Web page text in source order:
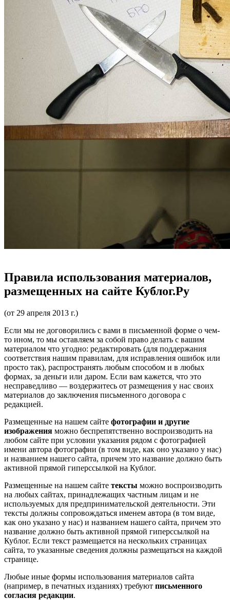
Правила использования материалов,
размещенных на сайте Кублог.Ру
(от 29 апреля 2013 г.)
Если мы не договорились с вами в письменной форме о чем-
то ином, то мы оставляем за собой право делать с вашим
материалом что угодно: редактировать (для поддержания
соответствия нашим правилам, для исправления ошибок или
просто так), распространять любым способом и в любых
формах, за деньги или даром. Если вам кажется, что это
несправедливо — воздержитесь от размещения у нас своих
материалов до заключения письменного договора с
редакцией.
Размещенные на нашем сайте фотографии и другие
изображения можно беспрепятственно воспроизводить на
любом сайте при условии указания рядом с фотографией
имени автора фотографии (в том виде, как оно указано у нас)
и названием нашего сайта, причем это название должно быть
активной прямой гиперссылкой на Кублог.
Размещенные на нашем сайте тексты можно воспроизводить
на любых сайтах, принадлежащих частным лицам и не
используемых для предпринимательской деятельности. Эти
тексты должны сопровождаться именем автора (в том виде,
как оно указано у нас) и названием нашего сайта, причем это
название должно быть активной прямой гиперссылкой на
Кублог. Если текст размещается на нескольких страницах
сайта, то указанные сведения должны размещаться на каждой
странице.
Любые иные формы использования материалов сайта
(например, в печатных изданиях) требуют письменного
согласия редакции.